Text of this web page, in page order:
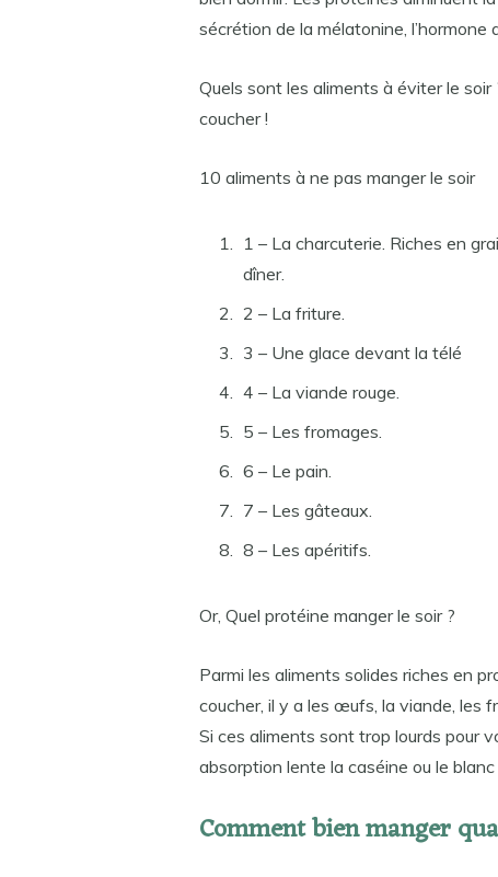
sécrétion de la mélatonine, l’hormone
Quels sont les aliments à éviter le
coucher !
10 aliments à ne pas manger le soir
1 – La charcuterie. Riches en
dîner.
2 – La friture.
3 – Une glace devant la télé
4 – La viande rouge.
5 – Les fromages.
6 – Le pain.
7 – Les gâteaux.
8 – Les apéritifs.
Or, Quel protéine manger le soir ?
Parmi les aliments solides riches en
coucher, il y a les œufs, la viande, les
Si ces aliments sont trop lourds pour
absorption lente la caséine ou le blanc
Comment bien manger